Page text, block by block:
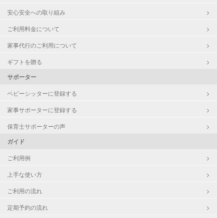
安心安全への取り組み
ご利用料金について
家事代行のご利用について
ギフトを贈る
サポーター
ベビーシッターに登録する
家事サポーターに登録する
保育士サポーターの声
ガイド
ご利用例
上手な使い方
ご利用の流れ
定期予約の流れ